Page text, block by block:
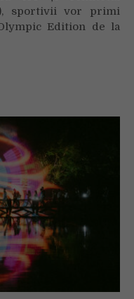
sportivii vor primi
Edition de la